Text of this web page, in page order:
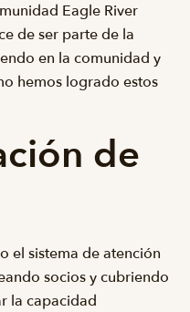
Eagle River
de ser parte de la
en la comunidad y
hemos logrado estos
de
el sistema de atención
socios y cubriendo
la capacidad